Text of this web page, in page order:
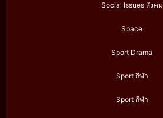
Social Issues สังคม
Space
Sport Drama
Sport กีฬา
Sport กีฬา